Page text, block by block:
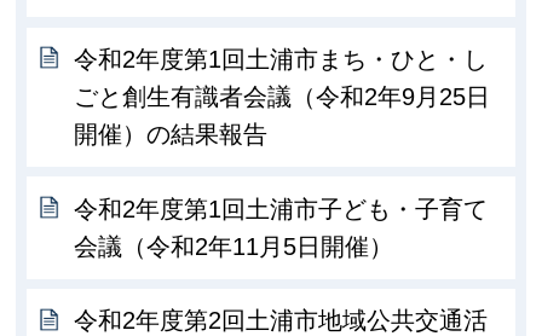
令和2年度第1回土浦市まち・ひと・し
ごと創生有識者会議（令和2年9月25日
開催）の結果報告
令和2年度第1回土浦市子ども・子育て
会議（令和2年11月5日開催）
令和2年度第2回土浦市地域公共交通活